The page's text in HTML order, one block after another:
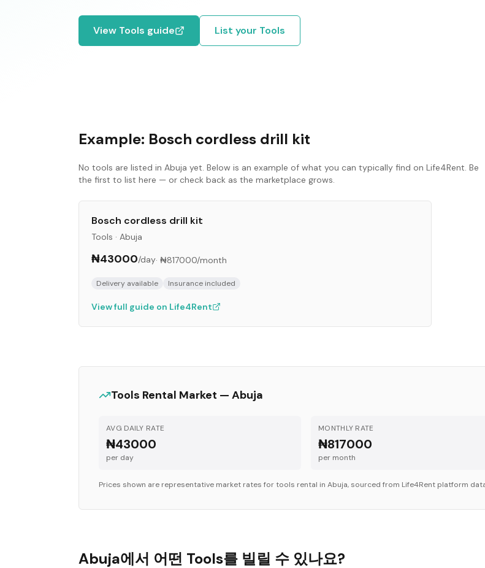
View Tools guide List your Tools
Example: Bosch cordless drill kit
No tools are listed in Abuja yet. Below is an example of what you can typically find on Life4Rent. Be
the first to list here — or check back as the marketplace grows.
Bosch cordless drill kit
Tools · Abuja
₦43000/day· ₦817000/month
Delivery available Insurance included
View full guide on Life4Rent
Tools Rental Market — Abuja
AVG DAILY RATE
₦43000
per day
MONTHLY RATE
₦817000
per month
Prices shown are representative market rates fortools rental in Abuja, sourced from Life4Rent platform
Abuja에서 어떤 Tools를 빌릴 수 있나요?